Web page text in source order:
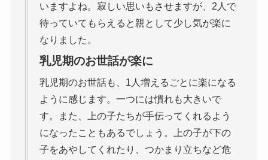
いますよね。寂しい思いもさせますが、2人で
待っていてもらえると親として少し気が楽に
なりました。
乳児期のお世話が楽に
乳児期のお世話も、1人増えるごとに楽になる
ように感じます。一つには慣れも大きいで
す。また、上の子たちが手伝ってくれるよう
になったこともあるでしょう。上の子が下の
子をあやしてくれたり、つかまり立ちなど危